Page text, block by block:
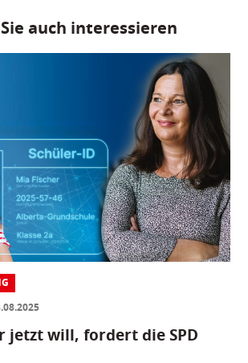
auch interessieren
jetzt will, fordert die SPD